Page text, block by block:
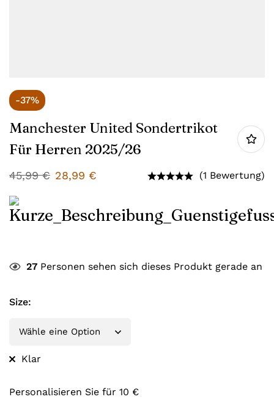
-37%
Manchester United Sondertrikot
Für Herren 2025/26
45,99€ 28,99 € (1 Bewertung)
27 Personen sehen sich dieses Produkt gerade an
Size:
Klar
Personalisieren Sie für 10 €